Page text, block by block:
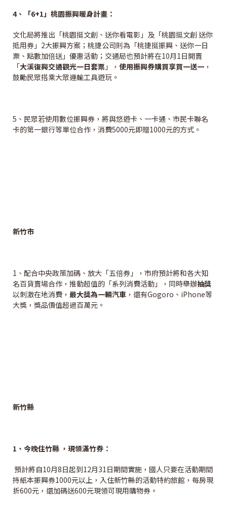
4、「6+1」桃園振興暖身計畫：
文化局將推出「桃園挺文創、送你看電影」及「桃園挺文創 送你
抵用券」2大振興方案；桃捷公司則為「桃捷挺振興、送你一日
票、點數加倍送」優惠活動；交通局也預計將在10月1日開賣
「大溪復興交通觀光一日套票 」， 使用振興券購買享買一送一 ，
鼓勵民眾搭乘大眾運輸工具遊玩。
5、民眾若使用數位振興券，將與悠遊卡、一卡通、市民卡聯名
卡的第一銀行等單位合作，消費5000元即贈1000元的方式。
新竹市
1、配合中央政策加碼、放大「五倍券」，市府預計將和各大知
名百貨賣場合作，推動超值的「系列消費活動」，同時舉辦抽獎
以刺激在地消費， 最大獎為一輛汽車 ，還有Gogoro、iPhone等
大獎，獎品價值超過百萬元。
新竹縣
1 、今晚住竹縣 ，現領滿竹券：
預計將自10月8日起到12月31日期間實施，國人只要在活動期間
持紙本振興券1000元以上，入住新竹縣的活動特約旅館，每房現
折600元，還加碼送600元現領可現用購物券。